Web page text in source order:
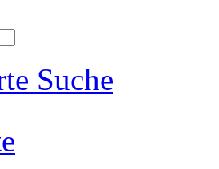
Suche